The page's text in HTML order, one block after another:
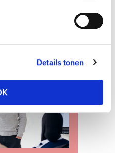
Details tonen